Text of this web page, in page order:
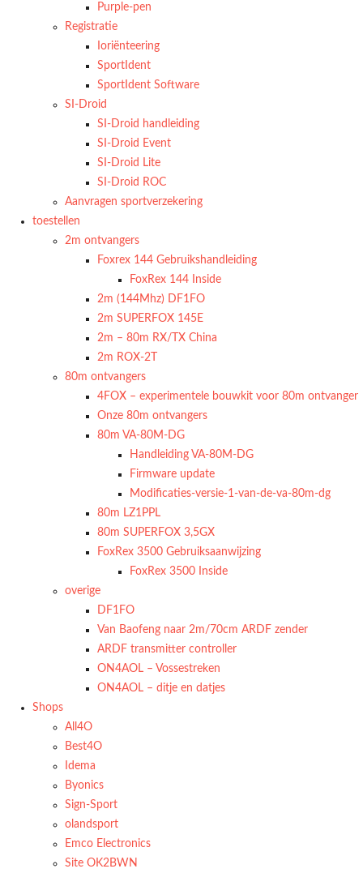
Purple-pen
Registratie
Ioriënteering
SportIdent
SportIdent Software
SI-Droid
SI-Droid handleiding
SI-Droid Event
SI-Droid Lite
SI-Droid ROC
Aanvragen sportverzekering
toestellen
2m ontvangers
Foxrex 144 Gebruikshandleiding
FoxRex 144 Inside
2m (144Mhz) DF1FO
2m SUPERFOX 145E
2m – 80m RX/TX China
2m ROX-2T
80m ontvangers
4FOX – experimentele bouwkit voor 80m ontvanger
Onze 80m ontvangers
80m VA-80M-DG
Handleiding VA-80M-DG
Firmware update
Modificaties-versie-1-van-de-va-80m-dg
80m LZ1PPL
80m SUPERFOX 3,5GX
FoxRex 3500 Gebruiksaanwijzing
FoxRex 3500 Inside
overige
DF1FO
Van Baofeng naar 2m/70cm ARDF zender
ARDF transmitter controller
ON4AOL – Vossestreken
ON4AOL – ditje en datjes
Shops
All4O
Best4O
Idema
Byonics
Sign-Sport
olandsport
Emco Electronics
Site OK2BWN